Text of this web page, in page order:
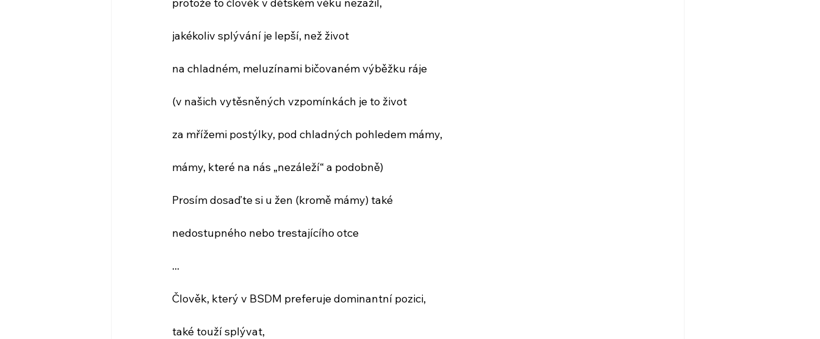
jakékoliv splývání je lepší, než život
na chladném, meluzínami bičovaném výběžku ráje
(v našich vytěsněných vzpomínkách je to život
za mřížemi postýlky, pod chladných pohledem mámy,
mámy, které na nás „nezáleží“ a podobně)
Prosím dosaďte si u žen (kromě mámy) také
nedostupného nebo trestajícího otce
...
Člověk, který v BSDM preferuje dominantní pozici,
také touží splývat,